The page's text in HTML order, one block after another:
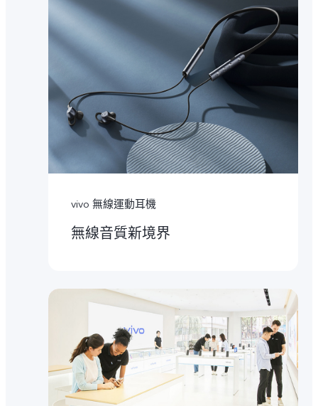
vivo 無線運動耳機
無線音質新境界